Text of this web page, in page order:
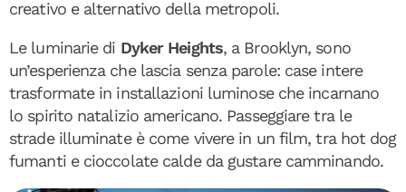
creativo e alternativo della metropoli.
Le luminarie di Dyker Heights, a Brooklyn, sono
un’esperienza che lascia senza parole: case intere
trasformate in installazioni luminose che incarnano
lo spirito natalizio americano. Passeggiare tra le
strade illuminate è come vivere in un film, tra hot dog
fumanti e cioccolate calde da gustare camminando.